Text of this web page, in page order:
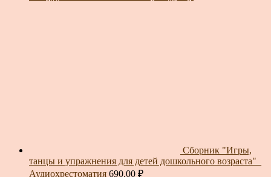
Сборник "Игры,
танцы и упражнения для детей дошкольного возраста"_
Аудиохрестоматия 690.00 ₽